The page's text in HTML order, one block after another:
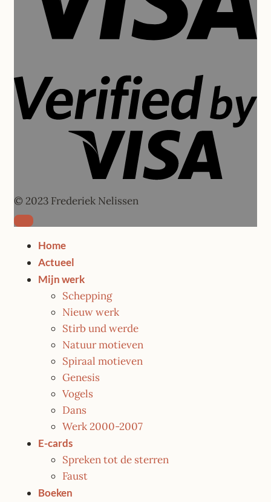
© 2023 Frederiek Nelissen
Home
Actueel
Mijn werk
Schepping
Nieuw werk
Stirb und werde
Natuur motieven
Spiraal motieven
Genesis
Vogels
Dans
Werk 2000-2007
E-cards
Spreken tot de sterren
Faust
Boeken